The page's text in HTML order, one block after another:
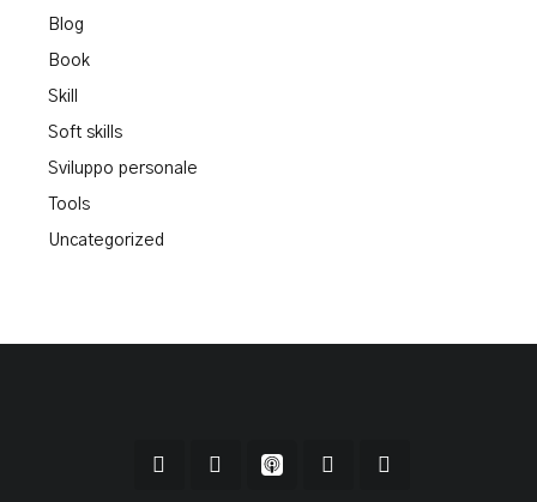
Blog
Book
Skill
Soft skills
Sviluppo personale
Tools
Uncategorized